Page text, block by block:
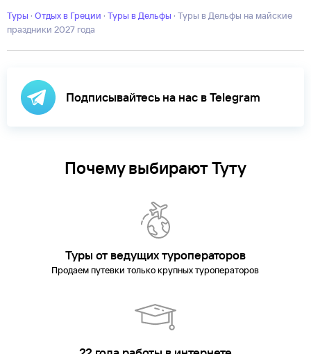
Туры · Отдых в Греции · Туры в Дельфы · Туры в Дельфы на майские
праздники 2027 года
Подписывайтесь на нас в Telegram
Почему выбирают Туту
Туры от ведущих туроператоров
Продаем путевки только крупных туроператоров